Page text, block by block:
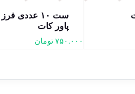
ست ۱۰ عددی
پاور کات
۷۵۰.۰۰۰ تومان